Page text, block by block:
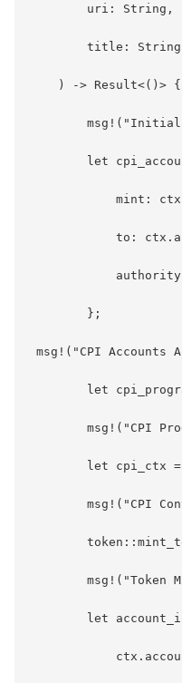
uri: String,
title:
) -> Result<()> {
let
mint:
to:
authority:
};
msg!("CPI Accounts
let cpi_program =
msg!("CPI
let cpi_ctx =
msg!("CPI
msg!("Token
let